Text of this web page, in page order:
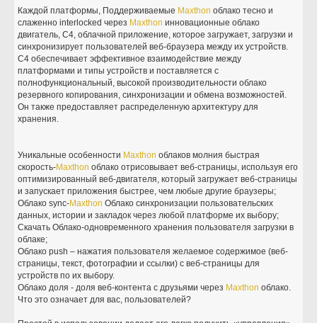
Каждой платформы, Поддерживаемые Maxthon облако тесно и
слаженно interlocked через Maxthon инновационные облако
двигатель, C4, облачной приложение, которое загружает, загрузки и
синхронизирует пользователей веб-браузера между их устройств.
C4 обеспечивает эффективное взаимодействие между
платформами и типы устройств и поставляется с
полнофункциональный, высокой производительности облако
резервного копирования, синхронизации и обмена возможностей.
Он также предоставляет распределенную архитектуру для
хранения.
Уникальные особенности Maxthon облаков молния быстрая
скорость-Maxthon облако отрисовывает веб-страницы, используя его
оптимизированный веб-двигателя, который загружает веб-страницы
и запускает приложения быстрее, чем любые другие браузеры;
Облако sync-Maxthon Облако синхронизации пользовательских
данных, истории и закладок через любой платформе их выбору;
Скачать Облако-одновременного хранения пользователя загрузки в
облаке;
Облако push – нажатия пользователя желаемое содержимое (веб-
страницы, текст, фотографии и ссылки) с веб-страницы для
устройств по их выбору.
Облако доля - доля веб-контента с друзьями через Maxthon облако.
Что это означает для вас, пользователей?